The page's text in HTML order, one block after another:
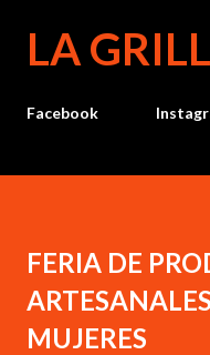
LA
Facebook
FERIA DE
MUJERES